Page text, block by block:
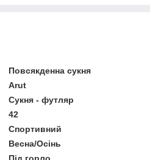
Повсякденна сукня
Arut
Сукня - футляр
42
Спортивний
Весна/Осінь